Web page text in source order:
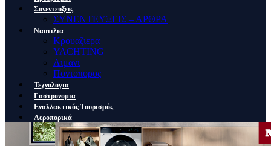
Συνεντευξεις
ΣΥΝΕΝΤΕΥΞΕΙΣ – ΑΡΘΡΑ
Ναυτιλια
Κρουαζιερα
YACHTING
Λιμανι
Ποντοπορος
Τεχνολογια
Γαστρονομια
Εναλλακτικός Τουρισμός
Αεροπορικά